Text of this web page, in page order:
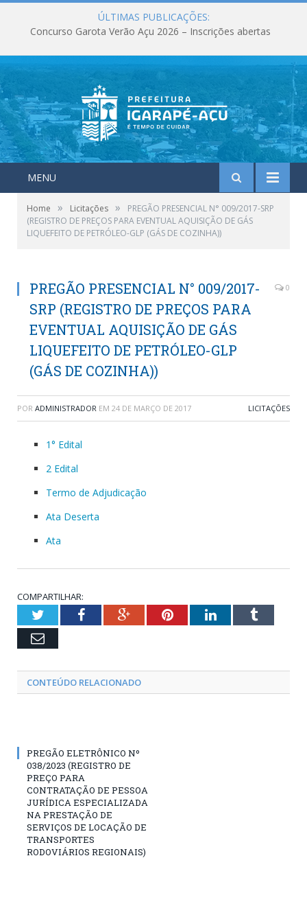
ÚLTIMAS PUBLICAÇÕES:
Concurso Garota Verão Açu 2026 – Inscrições abertas
MENU
Home » Licitações »
PREGÃO PRESENCIAL N° 009/2017-SRP
(REGISTRO DE PREÇOS PARA EVENTUAL AQUISIÇÃO DE GÁS
LIQUEFEITO DE PETRÓLEO-GLP (GÁS DE COZINHA))
PREGÃO PRESENCIAL N° 009/2017-
SRP (REGISTRO DE PREÇOS PARA
EVENTUAL AQUISIÇÃO DE GÁS
LIQUEFEITO DE PETRÓLEO-GLP
(GÁS DE COZINHA))
0
POR ADMINISTRADOR EM 24 DE MARÇO DE 2017 LICITAÇÕES
1° Edital
2 Edital
Termo de Adjudicação
Ata Deserta
Ata
COMPARTILHAR:
TwitterFacebookGoogle+PinterestLinkedInTumblr
Email
CONTEÚDO RELACIONADO
PREGÃO ELETRÔNICO Nº
038/2023 (REGISTRO DE
PREÇO PARA
CONTRATAÇÃO DE PESSOA
JURÍDICA ESPECIALIZADA
NA PRESTAÇÃO DE
SERVIÇOS DE LOCAÇÃO DE
TRANSPORTES
RODOVIÁRIOS REGIONAIS)